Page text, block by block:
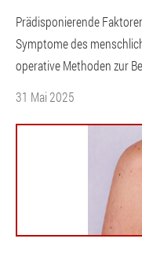
Prädisponierende
Symptome des
operative Methoden zur
31 Mai 2025